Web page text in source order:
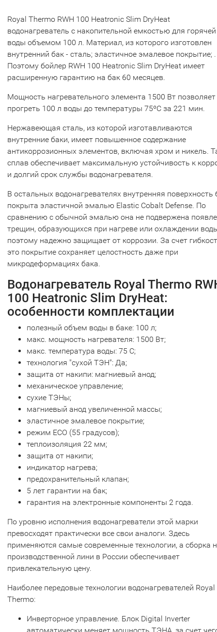
Royal Thermo RWH 100 Heatronic Slim DryHeat
водонагреватель с накопительной емкостью для горячей
воды объемом 100 л. Материал, из которого изготовлен
внутренний бак - сталь; эластичное эмалевое покрытие; .
Поэтому бойлер RWH 100 Heatronic Slim DryHeat имеет
расширенную гарантию на бак 60 месяцев.
Мощность нагревательного элемента 1500 Вт позволяет
прогреть 100 л воды до температуры 75ºС за 221 мин.
Нержавеющая сталь, из которой изготавливаются
внутренние баки, имеет повышенное содержание
антикоррозионных элементов, включая хром и никель.
сплав обеспечивает максимальную устойчивость к
и долгий срок службы водонагревателя.
В остальных водонагревателях внутренняя поверхность
покрыта эластичной эмалью Elastic Cobalt Defense. По
сравнению с обычной эмалью она не подвержена
трещин, образующихся при нагреве или охлаждении
поэтому надежно защищает от коррозии. За счет
это покрытие сохраняет целостность даже при
микродеформациях бака.
Водонагреватель Royal Thermo
100 Heatronic Slim DryHeat:
особенности комплектации
полезный объем воды в баке: 100 л;
макс. мощность нагревателя: 1500 Вт;
макс. температура воды: 75 С;
технология "сухой ТЭН": Да;
защита от накипи: магниевый анод;
механическое управление;
сухие ТЭНы;
магниевый анод увеличенной массы;
эластичное эмалевое покрытие;
режим ECO (55 градусов);
теплоизоляция 22 мм;
защита от накипи;
индикатор нагрева;
предохранительный клапан;
5 лет гарантии на бак;
гарантия на электронные компоненты 2 года.
По уровню исполнения водонагреватели этой марки
превосходят практически все свои аналоги. Здесь
применяются самые современные технологии, а сборка
производственной лини в России обеспечивает
привлекательную цену.
Наиболее передовые технологии водонагревателей Royal
Thermo:
Инверторное управление. Блок Digital Inverter